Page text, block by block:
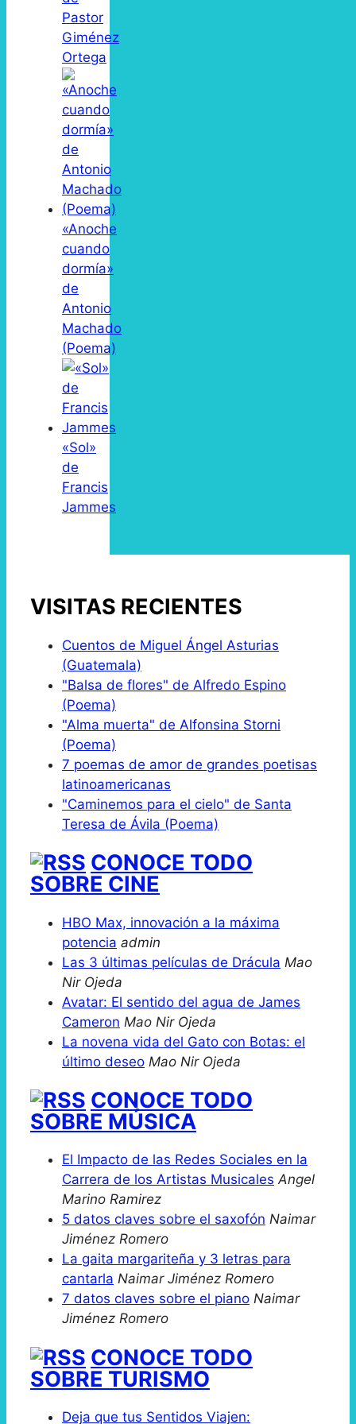
Pastor
Giménez
Ortega
«Anoche
cuando
dormía»
de
Antonio
Machado
(Poema)
«Sol»
de
Francis
Jammes
VISITAS RECIENTES
Cuentos de Miguel Ángel Asturias
(Guatemala)
"Balsa de flores" de Alfredo Espino
(Poema)
"Alma muerta" de Alfonsina Storni
(Poema)
7 poemas de amor de grandes poetisas
latinoamericanas
"Caminemos para el cielo" de Santa
Teresa de Ávila (Poema)
CONOCE TODO
SOBRE CINE
HBO Max, innovación a la máxima
potencia admin
Las 3 últimas películas de Drácula Mao
Nir Ojeda
Avatar: El sentido del agua de James
Cameron Mao Nir Ojeda
La novena vida del Gato con Botas: el
último deseo Mao Nir Ojeda
CONOCE TODO
SOBRE MÚSICA
El Impacto de las Redes Sociales en la
Carrera de los Artistas Musicales Angel
Marino Ramirez
5 datos claves sobre el saxofón Naimar
Jiménez Romero
La gaita margariteña y 3 letras para
cantarla Naimar Jiménez Romero
7 datos claves sobre el piano Naimar
Jiménez Romero
CONOCE TODO
SOBRE TURISMO
Deja que tus Sentidos Viajen: